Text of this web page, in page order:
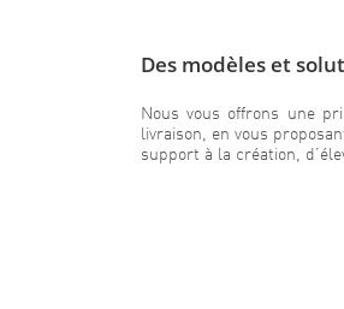
Des modèles et
Nous vous offrons une
livraison, en vous
support à la création,